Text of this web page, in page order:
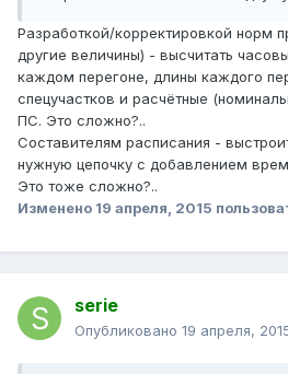
Разработкой/корректировкой норм
другие величины) - высчитать
каждом перегоне, длины каждого
спецучастков и расчётные
ПС. Это сложно?..
Составителям расписания -
нужную цепочку с добавлением
Это тоже сложно?..
Изменено 19 апреля, 2015
serie
Опубликовано 19 апреля,